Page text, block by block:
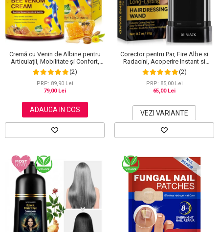
Cremă cu Venin de Albine pentru
Articulații, Mobilitate și Confort,
120 g
(2)
PRP: 89,90 Lei
79,00 Lei
ADAUGA IN COS
Corector pentru Par, Fire Albe si
Radacini, Acoperire Instant si
Rezistenta la Transfer, 20 g
(2)
PRP: 85,00 Lei
65,00 Lei
VEZI VARIANTE